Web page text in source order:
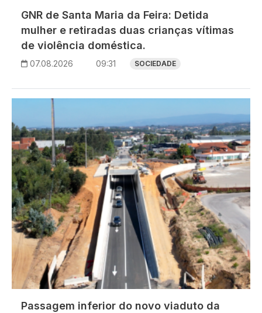
GNR de Santa Maria da Feira: Detida
mulher e retiradas duas crianças vítimas
de violência doméstica.
07.08.2026 09:31 SOCIEDADE
Passagem inferior do novo viaduto da